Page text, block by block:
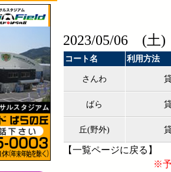
2023/05/06 (土
コート名 利用方法
さんわ
ばら
丘(野外)
【一覧ページに戻る 】
※